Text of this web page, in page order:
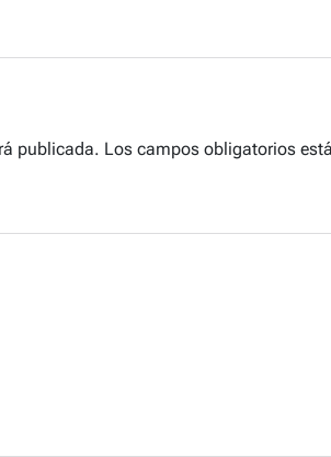
publicada. Los campos obligatorios